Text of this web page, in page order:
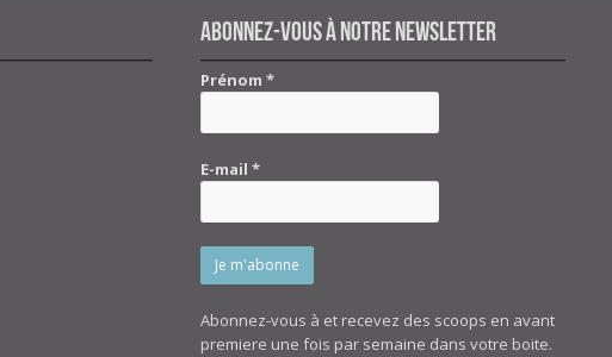
Abonnez-vous à notre newsletter
Prénom*
E-mail*
Abonnez-vous à et recevez des scoops en avant
premiere une fois par semaine dans votre boite.